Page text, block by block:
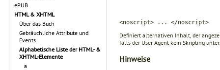
ePUB
HTML & XHTML
Über das Buch
Gebräuchliche Attribute und
Events
Alphabetische Liste der HTML- &
XHTML-Elemente
a
<noscript> ... </noscript>
Definiert alternativen Inhalt, der
falls der User Agent kein Skripting
Hinweise